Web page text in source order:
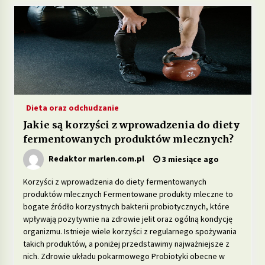
Jakie są zalety stosowania diety opartej na
produktach pełnoziarnistych?
1 miesiąc ago
Dieta przy zespole policystycznych jajników –
jakie produkty pomagają w leczeniu?
Jakie są korzyści z wprowadzenia do diety
fermentowanych produktów mlecznych?
3 miesiące ago
Dieta w leczeniu chorób serca – jakie produkty
są szczególnie polecane?
5 miesięcy ago
Jakie suplementy warto wprowadzić do diety na
poprawę jakości snu?
5 miesięcy ago
Dieta oraz odchudzanie
Jakie są korzyści z wprowadzenia do diety
fermentowanych produktów mlecznych?
Redaktor marlen.com.pl 3 miesiące ago
Korzyści z wprowadzenia do diety fermentowanych
produktów mlecznych Fermentowane produkty mleczne to
bogate źródło korzystnych bakterii probiotycznych, które
wpływają pozytywnie na zdrowie jelit oraz ogólną kondycję
organizmu. Istnieje wiele korzyści z regularnego spożywania
takich produktów, a poniżej przedstawimy najważniejsze z
nich. Zdrowie układu pokarmowego Probiotyki obecne w